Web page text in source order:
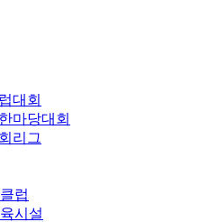
대회
마당대회
리그
럽
시설